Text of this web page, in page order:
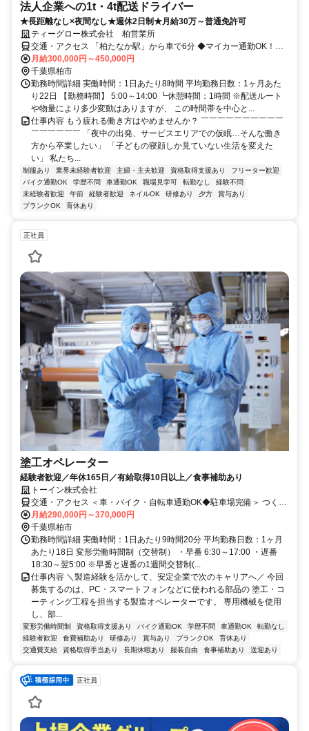
法人企業への1t・4t配送ドライバー
★長距離なし×夜間なし★週休2日制★月給30万～普通免許可
ティーグロー株式会社 柏営業所
交通・アクセス 「柏たなか駅」から車で6分 ◆マイカー通勤OK！駐
車場完備
月給300,000円～450,000円
千葉県柏市
勤務時間詳細 実働時間：1日あたり8時間 平均勤務日数：1ヶ月あた
り22日 【勤務時間】 5:00～14:00 ┗休憩時間：1時間 ※配送ルート
や物量により多少変動はありますが、 この時間帯を中心と...
仕事内容 もう疲れる働き方はやめませんか？ ￣￣￣￣￣￣￣￣￣￣
￣￣￣￣￣￣ 「夜中の出発、サービスエリアでの仮眠…そんな働き
方から卒業したい」 「子どもの寝顔しか見ていない生活を変えた
い」 私たち...
制服あり 業界未経験者歓迎 主婦・主夫歓迎 資格取得支援あり
フリーター歓迎
バイク通勤OK
学歴不問 車通勤OK 職場見学可 転勤なし
経験不問
未経験者歓迎
午前 経験者歓迎 ネイルOK 研修あり 夕方
賞与あり
ブランクOK
育休あり
正社員
塗工オペレーター
経験者歓迎／年休165日／有給取得10日以上／食事補助あり
トーイン株式会社
交通・アクセス ＜車・バイク・自転車通勤OK◆駐車場完備＞ つくば
エクスプレス「柏の葉キャンパス駅」からバス10分
月給290,000円～370,000円
千葉県柏市
勤務時間詳細 実働時間：1日あたり9時間20分 平均勤務日数：1ヶ月
あたり18日 変形労働時間制（交替制） ・早番 6:30～17:00 ・遅番
18:30～翌5:00 ※早番と遅番の1週間交替制(...
仕事内容 ＼製造経験を活かして、安定企業で次のキャリアへ／ 今回
募集するのは、PC・スマートフォンなどに使われる部品の 塗工・コ
ーティング工程を担当する製造オペレーターです。 専用機械を使用
し、部...
変形労働時間制 資格取得支援あり バイク通勤OK 学歴不問 車通勤OK
転勤なし
経験者歓迎
食費補助あり 研修あり 賞与あり ブランクOK
育休あり
交通費支給
資格取得手当あり 長期休暇あり 服装自由 食事補助あり 送迎あり
正社員